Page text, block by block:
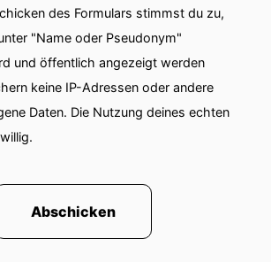
des Formulars stimmst du zu,
"Name oder Pseudonym"
und öffentlich angezeigt werden
keine IP-Adressen oder andere
Daten. Die Nutzung deines echten
Abschicken